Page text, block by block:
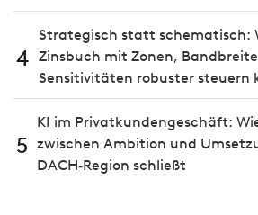
4
Strategisch statt schematisch:
Zinsbuch mit Zonen,
Sensitivitäten robuster steuern
5
KI im Privatkundengeschäft:
zwischen Ambition und
DACH‑Region schließt